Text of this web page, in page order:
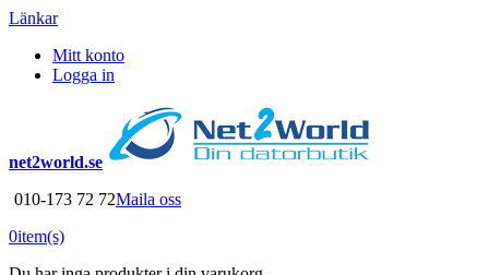
Länkar
Mitt konto
Logga in
net2world.se
010-173 72 72Maila oss
0item(s)